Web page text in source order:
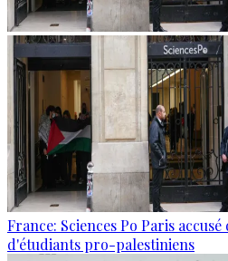
France: Sciences Po Paris
d'étudiants pro-palestiniens